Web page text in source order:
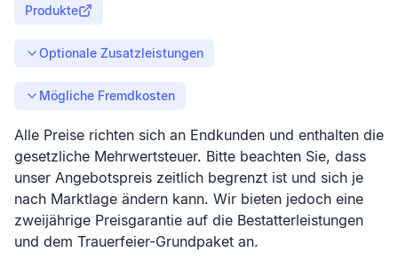
Produkte
Optionale Zusatzleistungen
Mögliche Fremdkosten
Alle Preise richten sich an Endkunden und enthalten die
gesetzliche Mehrwertsteuer. Bitte beachten Sie, dass
unser Angebotspreis zeitlich begrenzt ist und sich je
nach Marktlage ändern kann. Wir bieten jedoch eine
zweijährige Preisgarantie auf die Bestatterleistungen
und dem Trauerfeier-Grundpaket an.